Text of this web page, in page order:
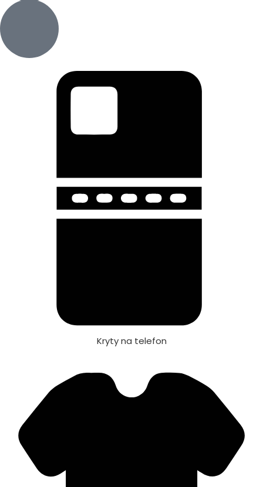
Kryty na telefon